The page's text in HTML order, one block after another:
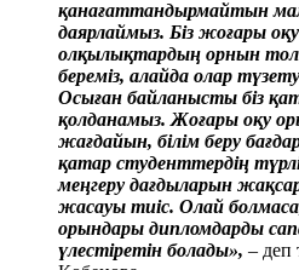
қанағаттандырмайтын
даярлаймыз. Біз жоғары
олқылықтардың орнын
береміз, алайда олар
Осыған байланысты біз
қолданамыз. Жоғары оқу
жағдайын, білім беру
қатар студенттердің
меңгеру дағдыларын
жасауы тиіс. Олай
орындары дипломдарды
үлестіретін болады», – деп